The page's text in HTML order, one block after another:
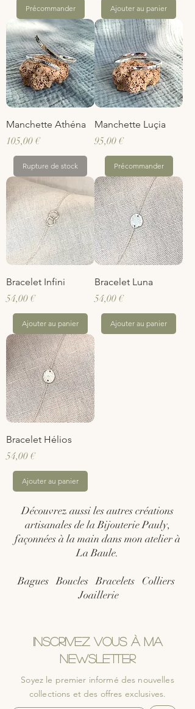
Précommander Ajouter au panier
Manchette Athéna
Prix
105,00 €
Rupture de stock
Manchette Luçia
Prix
95,00 €
Précommander
Bracelet Infini
Prix
54,00 €
Ajouter au panier
Bracelet Luna
Prix
54,00 €
Ajouter au panier
Bracelet Hélios
Prix
54,00 €
Ajouter au panier
Découvrez aussi les autres créations
artisanales de la Bijouterie Pauly,
façonnées à la main dans mon atelier à
La Baule.
Bagues Boucles Bracelets
Colliers
Joaillerie
inscrivez vous à ma
newsletter
Soyez le premier informé des nouvelles
collections et des offres exclusives.